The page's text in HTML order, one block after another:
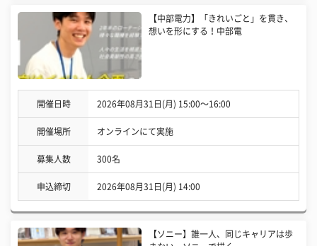
【中部電力】「きれいごと」を貫き、
想いを形にする！中部電
開催日時 2026年08月31日(月) 15:00〜16:00
開催場所 オンラインにて実施
募集人数 300名
申込締切 2026年08月31日(月) 14:00
【ソニー】誰一人、同じキャリアは歩